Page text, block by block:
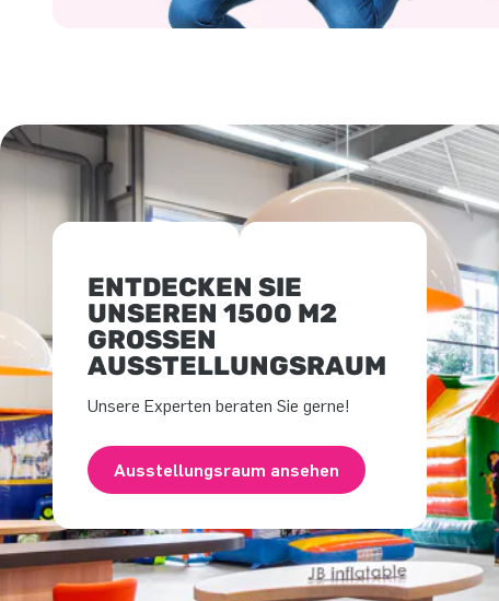
ENTDECKEN SIE
UNSEREN 1500 M2
GROSSEN A
USSTELLUNGSRAUM
Unsere Experten beraten Sie gerne!
Ausstellungsraum ansehen